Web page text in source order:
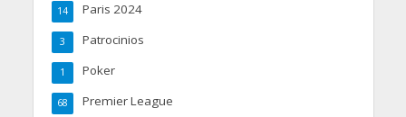
Paris 2024
14
Patrocinios
3
Poker
1
Premier League
68